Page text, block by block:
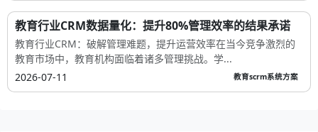
教育行业CRM数据量化：提升80%管理效率的结果承诺
教育行业CRM：破解管理难题，提升运营效率在当今竞争激烈的
教育市场中，教育机构面临着诸多管理挑战。学...
2026-07-11
教育scrm系统方案